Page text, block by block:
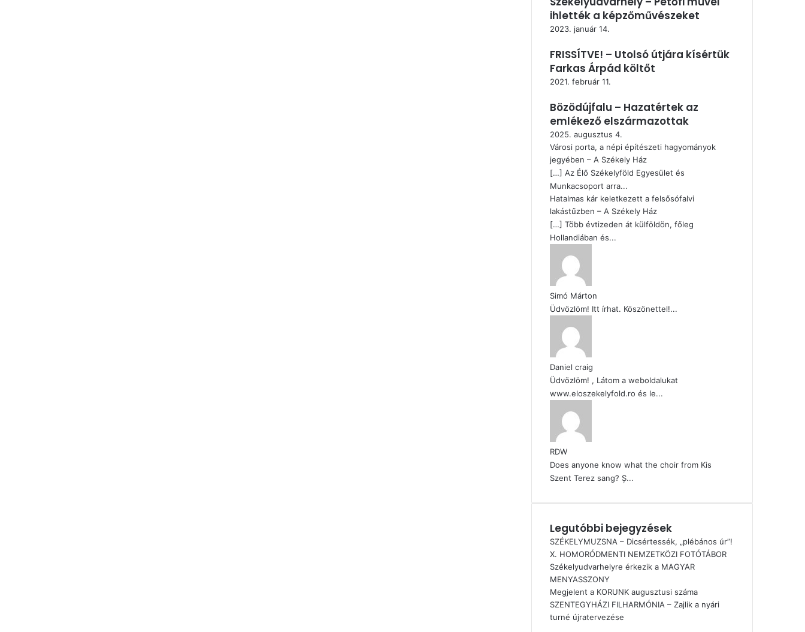
ihlették a képzőművészeket
2023. január 14.
FRISSÍTVE! – Utolsó útjára kísértük
Farkas Árpád költőt
2021. február 11.
Bözödújfalu – Hazatértek az
emlékező elszármazottak
2025. augusztus 4.
Városi porta, a népi építészeti hagyományok
jegyében – A Székely Ház
[…] Az Élő Székelyföld Egyesület és
Munkacsoport arra...
Hatalmas kár keletkezett a felsősófalvi
lakástűzben – A Székely Ház
[…] Több évtizeden át külföldön, főleg
Hollandiában és...
Simó Márton
Üdvözlöm! Itt írhat. Köszönettel!...
Daniel craig
Üdvözlöm! , Látom a weboldalukat
www.eloszekelyfold.ro és le...
RDW
Does anyone know what the choir from Kis
Szent Terez sang? Ș...
Legutóbbi bejegyzések
SZÉKELYMUZSNA – Dicsértessék, „plébános úr”!
X. HOMORÓDMENTI NEMZETKÖZI FOTÓTÁBOR
Székelyudvarhelyre érkezik a MAGYAR
MENYASSZONY
Megjelent a KORUNK augusztusi száma
SZENTEGYHÁZI FILHARMÓNIA – Zajlik a nyári
turné újratervezése